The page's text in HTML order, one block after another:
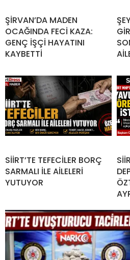
ŞİRVAN’DA MADEN
OCAĞINDA FECİ KAZA:
GENÇ İŞÇİ HAYATINI
KAYBETTİ
SİİRT’TE TEFECİLER BORÇ
SARMALI İLE AİLELERİ
YUTUYOR